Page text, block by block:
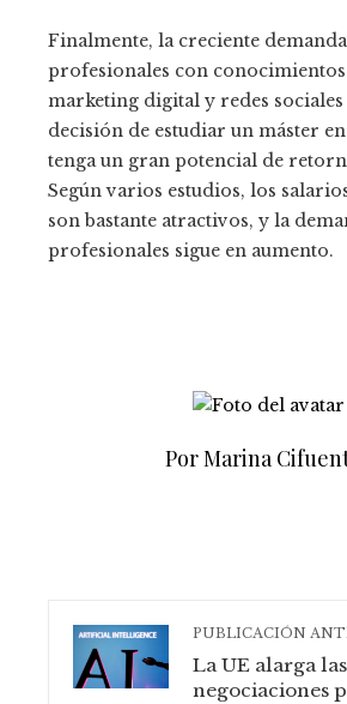
Finalmente, la creciente
profesionales con
marketing digital y redes sociales
decisión de estudiar un máster
tenga un gran potencial de
Según varios estudios, los
son bastante atractivos, y la
profesionales sigue en aumento.
Por Marina
PUBLICACIÓN
La UE alarga las
negociaciones